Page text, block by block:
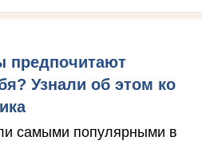
предпочитают
Узнали об этом ко
самыми популярными в